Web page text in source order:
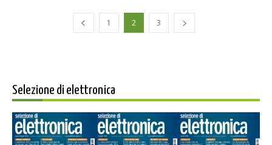
1 2 3
Selezione di elettronica